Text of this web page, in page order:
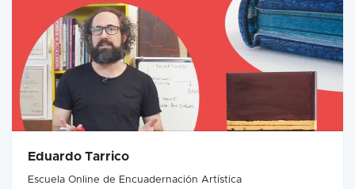
Eduardo Tarrico
Escuela Online de Encuadernación Artística